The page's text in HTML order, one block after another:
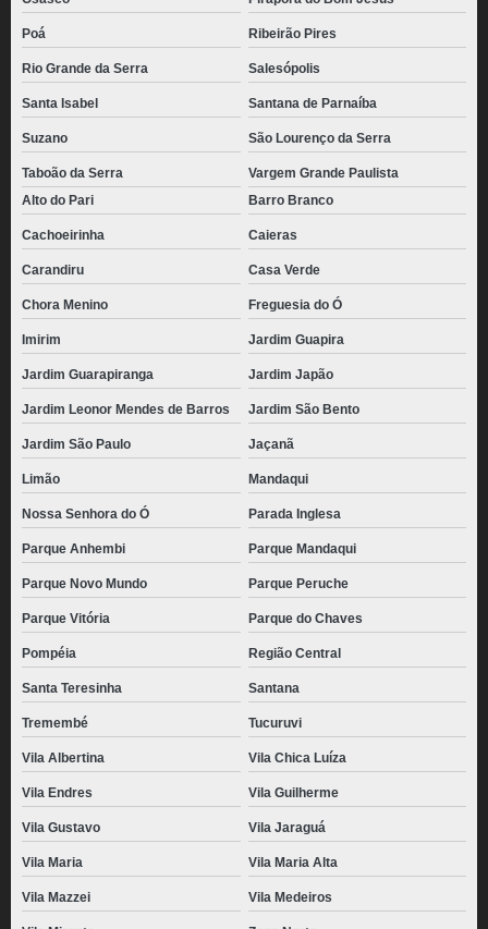
Poá Ribeirão Pires
Rio Grande da Serra Salesópolis
Santa Isabel Santana de Parnaíba
Suzano São Lourenço da Serra
Taboão da Serra
Vargem Grande Paulista
Alto do Pari
Barro Branco
Cachoeirinha Caieras
Carandiru Casa Verde
Chora Menino Freguesia do Ó
Imirim Jardim Guapira
Jardim Guarapiranga Jardim Japão
Jardim Leonor Mendes de Barros Jardim São Bento
Jardim São Paulo Jaçanã
Limão Mandaqui
Nossa Senhora do Ó Parada Inglesa
Parque Anhembi Parque Mandaqui
Parque Novo Mundo Parque Peruche
Parque Vitória Parque do Chaves
Pompéia Região Central
Santa Teresinha Santana
Tremembé Tucuruvi
Vila Albertina Vila Chica Luíza
Vila Endres Vila Guilherme
Vila Gustavo Vila Jaraguá
Vila Maria Vila Maria Alta
Vila Mazzei Vila Medeiros